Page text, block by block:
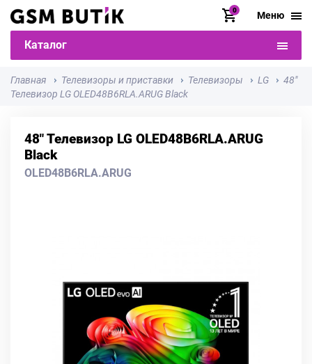
0 Меню
Каталог
Главная Телевизоры и приставки Телевизоры LG
48"
Телевизор LG OLED48B6RLA.ARUG Black
48" Телевизор LG OLED48B6RLA.ARUG
Black
OLED48B6RLA.ARUG